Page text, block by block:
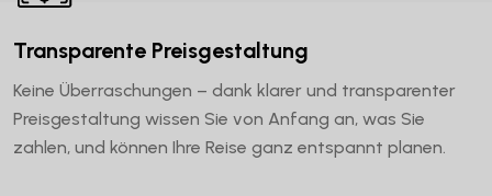
Transparente Preisgestaltung
Keine Überraschungen – dank klarer und transparenter
Preisgestaltung wissen Sie von Anfang an, was Sie
zahlen, und können Ihre Reise ganz entspannt planen.